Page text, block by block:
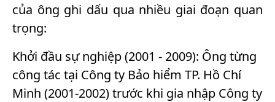
của ông ghi dấu qua nhiều giai đoạn quan
trọng:
Khởi đầu sự nghiệp (2001 - 2009): Ông từng
công tác tại Công ty Bảo hiểm TP. Hồ Chí
Minh (2001-2002) trước khi gia nhập Công ty